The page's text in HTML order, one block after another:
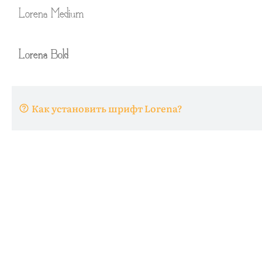
Как установить шрифт Lorena?